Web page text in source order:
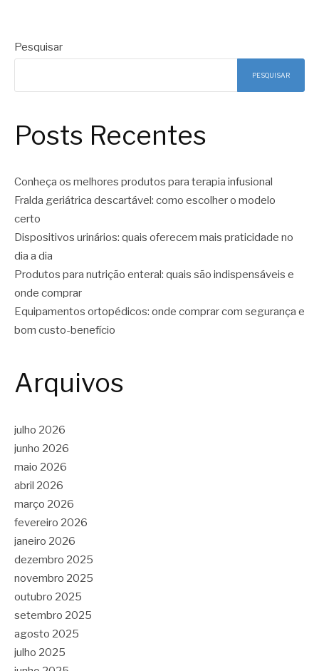
Pesquisar
PESQUISAR
Posts Recentes
Conheça os melhores produtos para terapia infusional
Fralda geriátrica descartável: como escolher o modelo
certo
Dispositivos urinários: quais oferecem mais praticidade no
dia a dia
Produtos para nutrição enteral: quais são indispensáveis e
onde comprar
Equipamentos ortopédicos: onde comprar com segurança e
bom custo-benefício
Arquivos
julho 2026
junho 2026
maio 2026
abril 2026
março 2026
fevereiro 2026
janeiro 2026
dezembro 2025
novembro 2025
outubro 2025
setembro 2025
agosto 2025
julho 2025